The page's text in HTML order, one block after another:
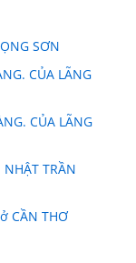
SƠN
CỦA LÃNG
CỦA LÃNG
TRẦN
CẦN THƠ